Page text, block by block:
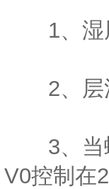
1、湿
2、层流
3、当蜂
V0控制在